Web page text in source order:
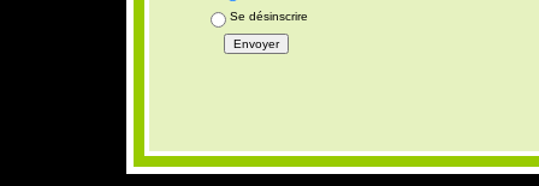
Se désinscrire